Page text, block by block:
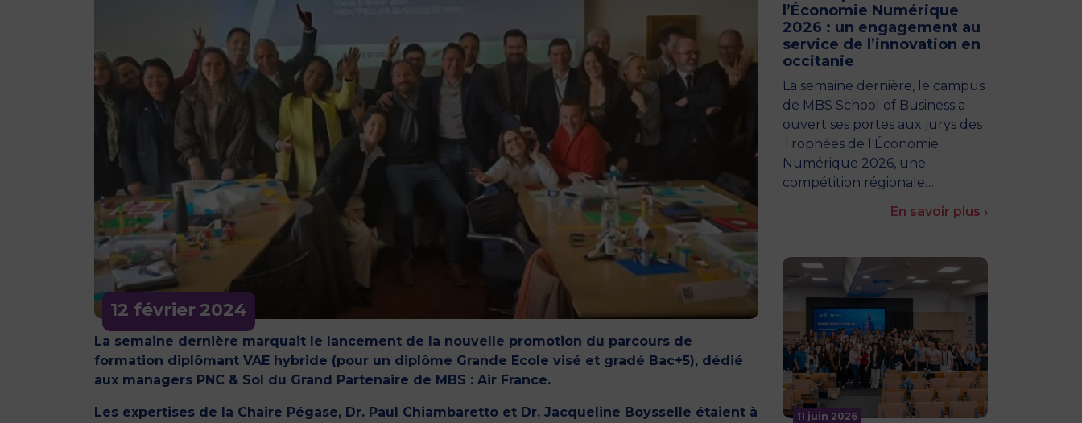
12 février2024
La semaine dernière marquait le lancement de la nouvelle promotion du parcours de
formation diplômant VAE hybride (pour un diplôme Grande Ecole visé et gradé Bac+5), dédié
aux managers PNC & Sol du Grand Partenaire de MBS : Air France.
Les expertises de la Chaire Pégase, Dr. Paul Chiambaretto et Dr. Jacqueline Boysselle étaient à
l’Économie Numérique
2026 : un engagement au
service de l’innovation en
occitanie
La semaine dernière, le campus
de MBS School of Business a
ouvert ses portes aux jurys des
Trophées de l'Économie
Numérique 2026, une
compétition régionale…
En savoir plus ›
11 juin 2026